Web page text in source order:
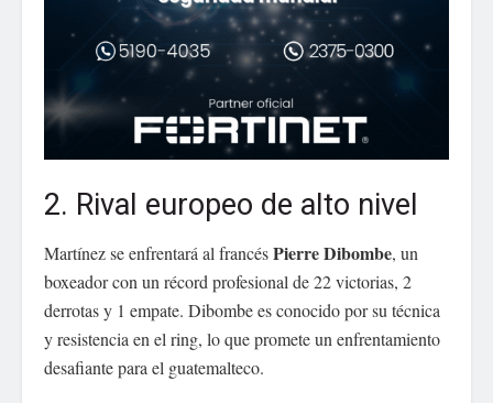
2. Rival europeo de alto nivel
Martínez se enfrentará al francésPierre Dibombe, un
boxeador con un récord profesional de 22 victorias, 2
derrotas y 1 empate. Dibombe es conocido por su técnica
y resistencia en el ring, lo que promete un enfrentamiento
desafiante para el guatemalteco.